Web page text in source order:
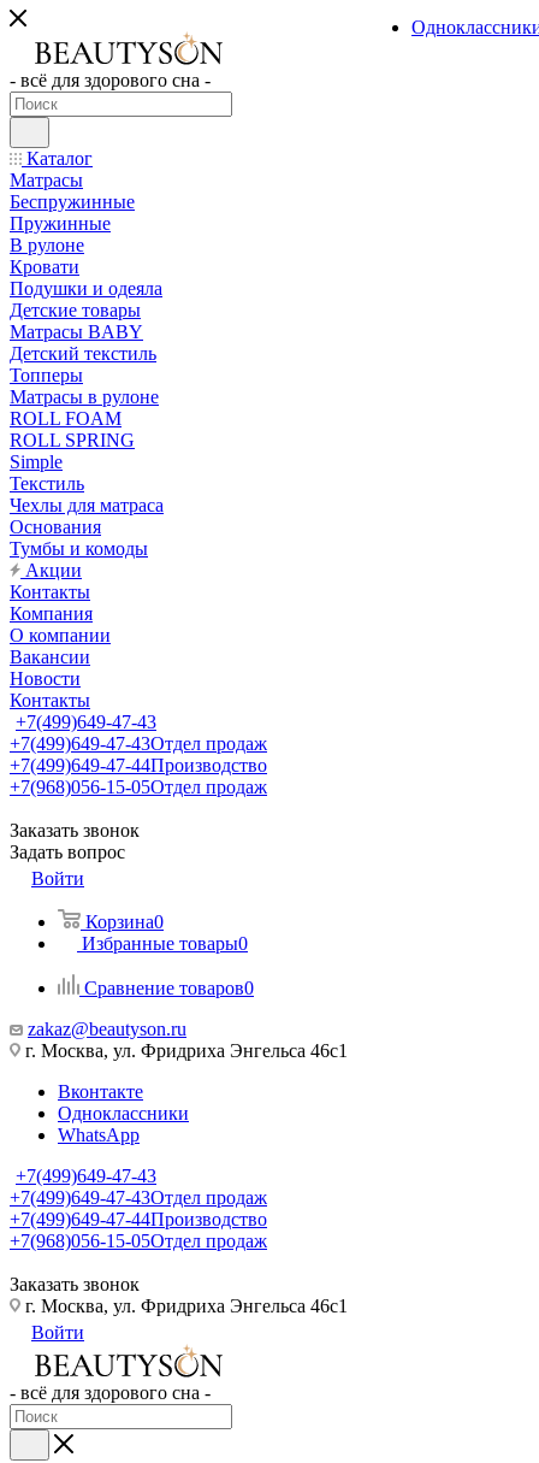
- всё для здорового сна -
Каталог
Матрасы
Беспружинные
Пружинные
В рулоне
Кровати
Подушки и одеяла
Детские товары
Матрасы BABY
Детский текстиль
Топперы
Матрасы в рулоне
ROLL FOAM
ROLL SPRING
Simple
Текстиль
Чехлы для матраса
Основания
Тумбы и комоды
Акции
Контакты
Компания
О компании
Вакансии
Новости
Контакты
+7(499)649-47-43
+7(499)649-47-43Отдел продаж
+7(499)649-47-44Производство
+7(968)056-15-05Отдел продаж
Заказать звонок
Задать вопрос
Войти
Корзина0
Избранные товары0
Сравнение товаров0
zakaz@beautyson.ru
г. Москва, ул. Фридриха Энгельса 46с1
Вконтакте
Одноклассники
WhatsApp
+7(499)649-47-43
+7(499)649-47-43Отдел продаж
+7(499)649-47-44Производство
+7(968)056-15-05Отдел продаж
Заказать звонок
г. Москва, ул. Фридриха Энгельса 46с1
Войти
- всё для здорового сна -